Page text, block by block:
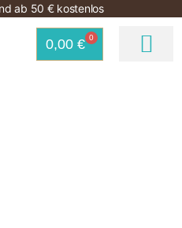
ab 50 € kostenlos
0,00 € 0